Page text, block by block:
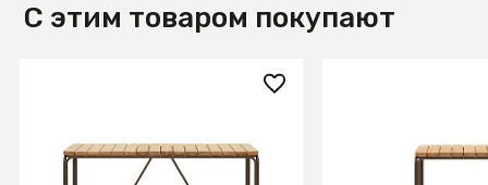
С этим товаром покупают
Salguer Барный стол из
массива акации и
Salguer Барный